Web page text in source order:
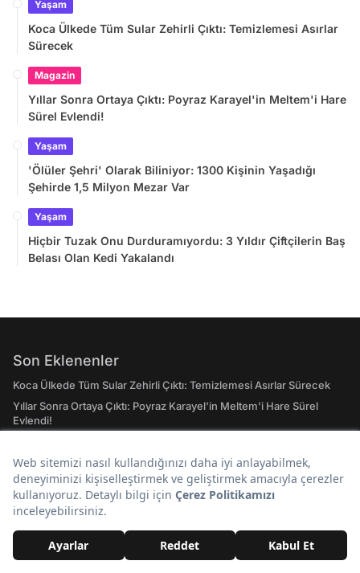
Yaşam
Koca Ülkede Tüm Sular Zehirli Çıktı: Temizlemesi Asırlar
Sürecek
Magazin
Yıllar Sonra Ortaya Çıktı: Poyraz Karayel'in Meltem'i Hare
Sürel Evlendi!
Yaşam
'Ölüler Şehri' Olarak Biliniyor: 1300 Kişinin Yaşadığı
Şehirde 1,5 Milyon Mezar Var
Yaşam
Hiçbir Tuzak Onu Durduramıyordu: 3 Yıldır Çiftçilerin Baş
Belası Olan Kedi Yakalandı
Son Eklenenler
Koca Ülkede Tüm Sular Zehirli Çıktı: Temizlemesi Asırlar Sürecek
Yıllar Sonra Ortaya Çıktı: Poyraz Karayel'in Meltem'i Hare Sürel
Evlendi!
Milyon Mezar Var
Hiçbir Tuzak Onu Durduramıyordu: 3 Yıldır Çiftçilerin Baş Belası
Olan Kedi Yakalandı
Exxen'in Sevilen Dizisi Karma'dan Müjde: 2. Sezon Çekimleri
Eski Sevgilinin Düğününde Dj Olsan Hangi Şarkıyı Çalardın?